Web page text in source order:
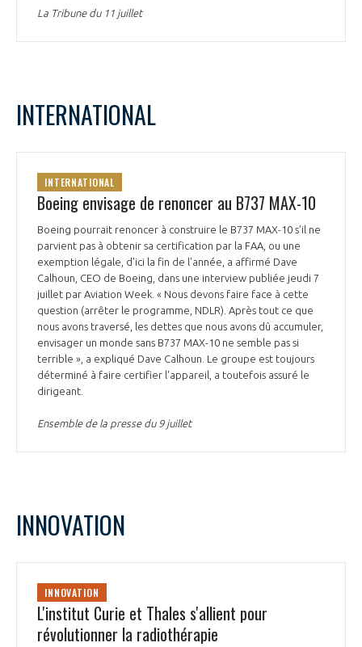
La Tribune du 11 juillet
INTERNATIONAL
INTERNATIONAL
Boeing envisage de renoncer au B737 MAX-10
Boeing pourrait renoncer à construire le B737 MAX-10 s’il ne
parvient pas à obtenir sa certification par la FAA, ou une
exemption légale, d'ici la fin de l'année, a affirmé Dave
Calhoun, CEO de Boeing, dans une interview publiée jeudi 7
juillet par Aviation Week. « Nous devons faire face à cette
question (arrêter le programme, NDLR). Après tout ce que
nous avons traversé, les dettes que nous avons dû accumuler,
envisager un monde sans B737 MAX-10 ne semble pas si
terrible », a expliqué Dave Calhoun. Le groupe est toujours
déterminé à faire certifier l'appareil, a toutefois assuré le
dirigeant.
Ensemble de la presse du 9 juillet
INNOVATION
INNOVATION
L'institut Curie et Thales s'allient pour
révolutionner la radiothérapie